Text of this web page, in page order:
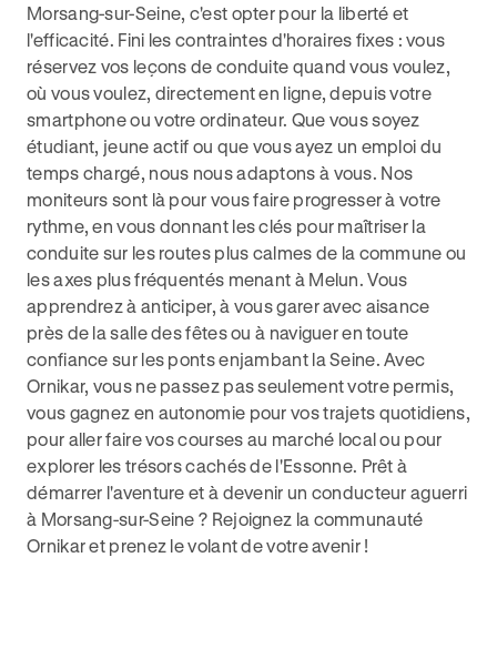
Morsang-sur-Seine, c'est opter pour la liberté et
l'efficacité. Fini les contraintes d'horaires fixes : vous
réservez vos leçons de conduite quand vous voulez,
où vous voulez, directement en ligne, depuis votre
smartphone ou votre ordinateur. Que vous soyez
étudiant, jeune actif ou que vous ayez un emploi du
temps chargé, nous nous adaptons à vous. Nos
moniteurs sont là pour vous faire progresser à votre
rythme, en vous donnant les clés pour maîtriser la
conduite sur les routes plus calmes de la commune ou
les axes plus fréquentés menant à Melun. Vous
apprendrez à anticiper, à vous garer avec aisance
près de la salle des fêtes ou à naviguer en toute
confiance sur les ponts enjambant la Seine. Avec
Ornikar, vous ne passez pas seulement votre permis,
vous gagnez en autonomie pour vos trajets quotidiens,
pour aller faire vos courses au marché local ou pour
explorer les trésors cachés de l'Essonne. Prêt à
démarrer l'aventure et à devenir un conducteur aguerri
à Morsang-sur-Seine ? Rejoignez la communauté
Ornikar et prenez le volant de votre avenir !